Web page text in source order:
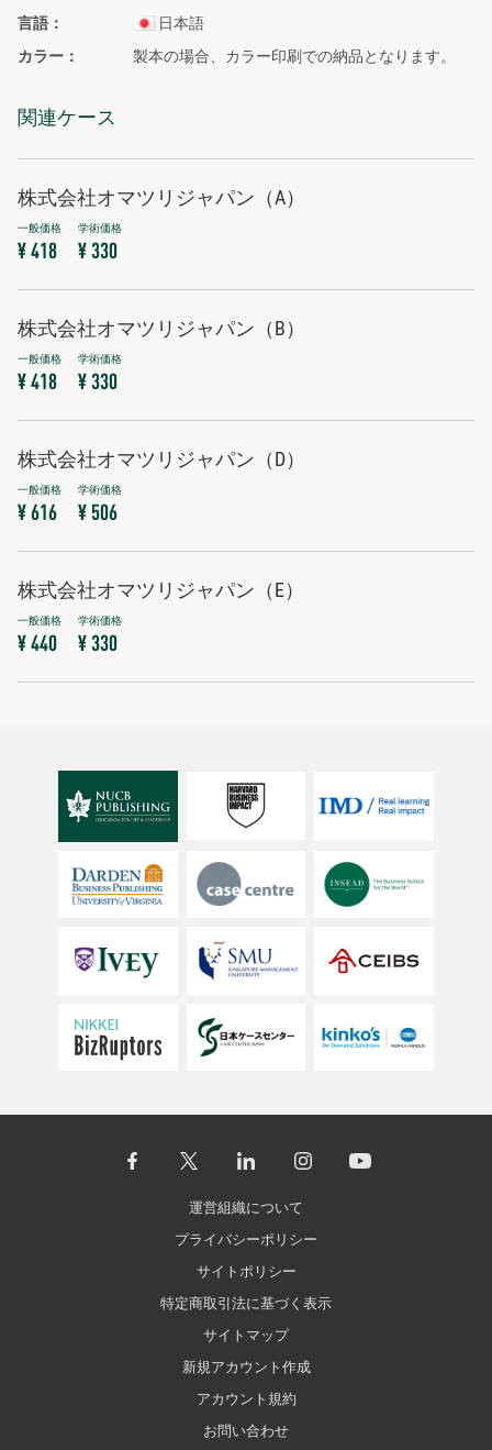
言語
日本語
カラー
製本の場合、カラー印刷での納品となります。
関連ケース
株式会社オマツリジャパン（A）
¥ 418 ¥ 330
株式会社オマツリジャパン（B）
¥ 418 ¥ 330
株式会社オマツリジャパン（D）
¥ 616 ¥ 506
株式会社オマツリジャパン（E）
¥ 440 ¥ 330
運営組織について
プライバシーポリシー
サイトポリシー
特定商取引法に基づく表示
サイトマップ
新規アカウント作成
アカウント規約
お問い合わせ